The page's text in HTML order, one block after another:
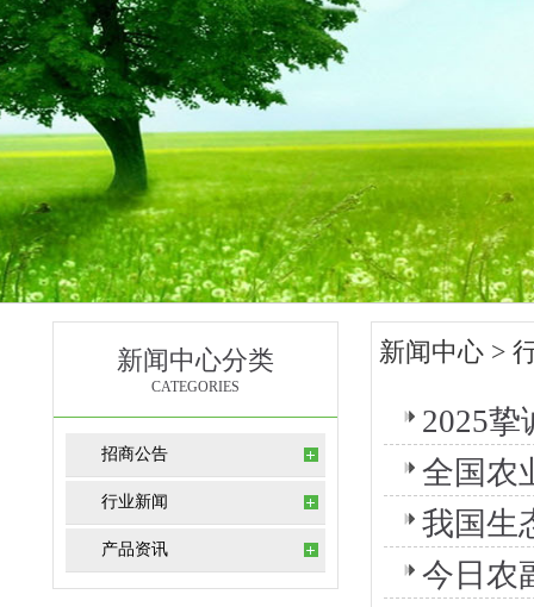
新闻中心分类
CATEGORIES
招商公告
行业新闻
产品资讯
新闻中心 >
2025
全国农
我国生
今日农